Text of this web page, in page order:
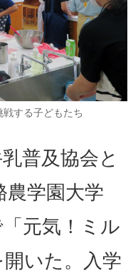
する子どもたち
普及協会と
農学園大学
「元気！ミル
いた。入学